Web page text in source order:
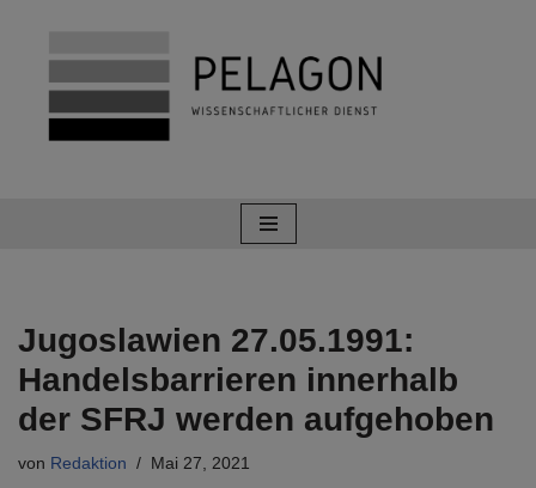
Zum
Inhalt
springen
Jugoslawien 27.05.1991:
Handelsbarrieren innerhalb
der SFRJ werden aufgehoben
von Redaktion Mai 27, 2021